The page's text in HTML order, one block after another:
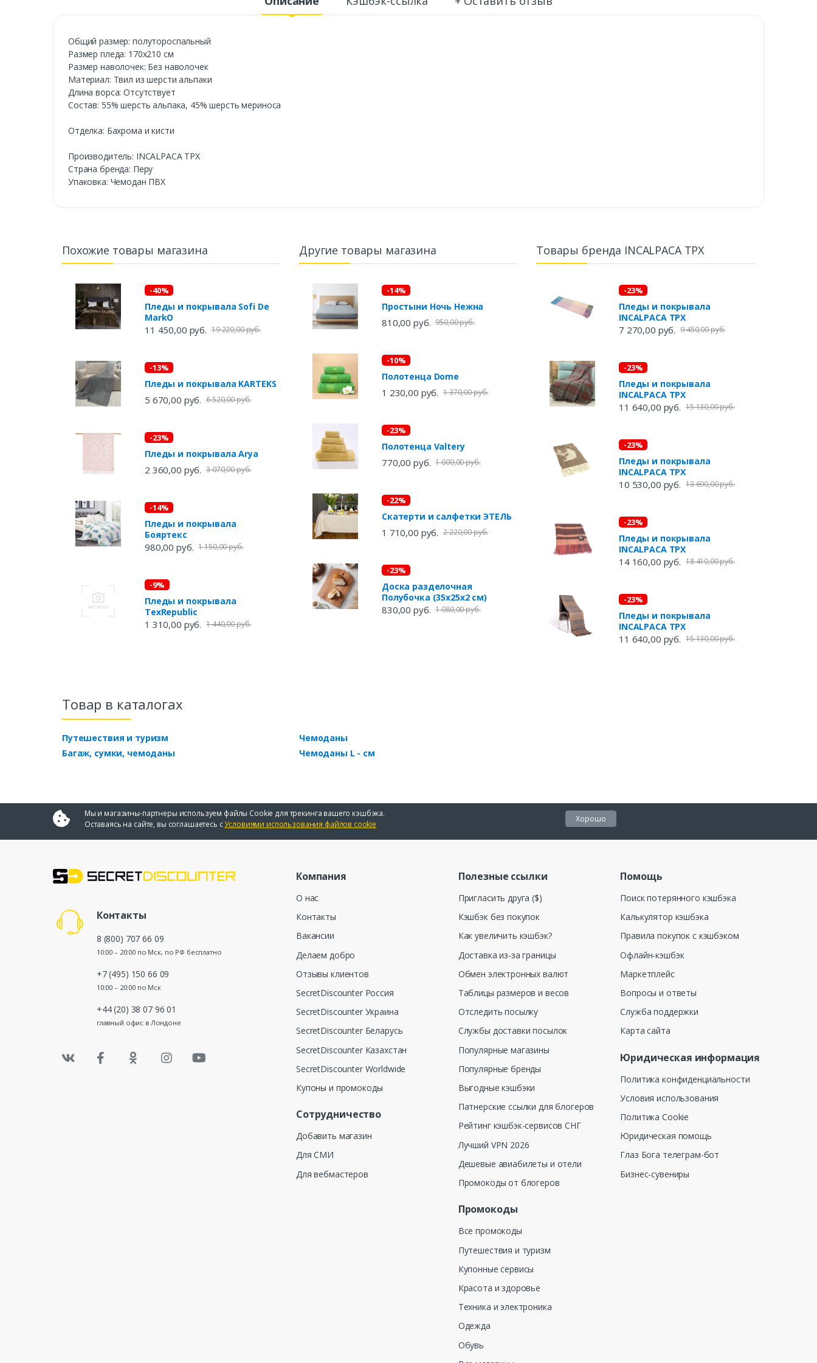
Общий размер: полутороспальный
Размер пледа: 170х210 см
Размер наволочек: Без наволочек
Материал: Твил из шерсти альпаки
Длина ворса: Отсутствует
Состав: 55% шерсть альпака, 45% шерсть мериноса
Отделка: Бахрома и кисти
Производитель: INCALPACA TPX
Страна бренда: Перу
Упаковка: Чемодан ПВХ
Похожие товары магазина
-40%
Пледы и покрывала Sofi De
MarkO
11 450,00 руб. 19 220,00 руб.
-13%
Пледы и покрывала KARTEKS
5 670,00 руб. 6 520,00 руб.
-23%
Пледы и покрывала Arya
2 360,00 руб. 3 070,00 руб.
-14%
Пледы и покрывала
Бояртекс
980,00 руб. 1 150,00 руб.
-9%
Пледы и покрывала
TexRepublic
1 310,00 руб. 1 440,00 руб.
Другие товары магазина
-14%
Простыни Ночь Нежна
810,00 руб. 950,00 руб.
-10%
Полотенца Dome
1 230,00 руб. 1 370,00 руб.
-23%
Полотенца Valtery
770,00 руб. 1 000,00 руб.
-22%
Скатерти и салфетки ЭТЕЛЬ
1 710,00 руб. 2 220,00 руб.
-23%
Доскa рaзделочнaя
Полубочкa (35х25х2 см)
830,00 руб. 1 080,00 руб.
Товары бренда INCALPACA TPX
-23%
Пледы и покрывала
INCALPACA TPX
7 270,00 руб. 9 450,00 руб.
-23%
Пледы и покрывала
INCALPACA TPX
11 640,00 руб. 15 130,00 руб.
-23%
Пледы и покрывала
INCALPACA TPX
10 530,00 руб. 13 690,00 руб.
-23%
Пледы и покрывала
INCALPACA TPX
14 160,00 руб. 18 410,00 руб.
-23%
Пледы и покрывала
INCALPACA TPX
11 640,00 руб. 15 130,00 руб.
Товар в каталогах
Путешествия и туризм
Багаж, сумки, чемоданы
Чемоданы
Чемоданы L - см
Мы и магазины-партнеры используем файлы Cookie для трекинга вашего кэшбэка.
Оставаясь на сайте, вы соглашаетесь сУсловиями использования файлов cookie
Хорошо
Контакты
8 (800) 707 66 09
10:00 – 20:00 по Мск, по РФ бесплатно
+7 (495) 150 66 09
10:00 – 20:00 по Мск
+44 (20) 38 07 96 01
главный офис в Лондоне
Компания
О нас
Контакты
Вакансии
Делаем добро
Отзывы клиентов
SecretDiscounter Россия
SecretDiscounter Украина
SecretDiscounter Беларусь
SecretDiscounter Казахстан
SecretDiscounter Worldwide
Купоны и промокоды
Сотрудничество
Добавить магазин
Для СМИ
Для вебмастеров
Полезные ссылки
Пригласить друга ($)
Кэшбэк без покупок
Как увеличить кэшбэк?
Доставка из-за границы
Обмен электронных валют
Таблицы размеров и весов
Отследить посылку
Службы доставки посылок
Популярные магазины
Популярные бренды
Выгодные кэшбэки
Патнерские ссылки для блогеров
Рейтинг кэшбэк-сервисов СНГ
Лучший VPN 2026
Дешевые авиабилеты и отели
Промокоды от блогеров
Промокоды
Все промокоды
Путешествия и туризм
Купонные сервисы
Красота и здоровье
Техника и электроника
Одежда
Обувь
Помощь
Поиск потерянного кэшбэка
Калькулятор кэшбэка
Правила покупок с кэшбэком
Офлайн-кэшбэк
Маркетплейс
Вопросы и ответы
Служба поддержки
Карта сайта
Юридическая информация
Политика конфиденциальности
Условия использования
Политика Cookie
Юридическая помощь
Глаз Бога телеграм-бот
Бизнес-сувениры